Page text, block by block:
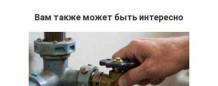
Вам также может быть интересно